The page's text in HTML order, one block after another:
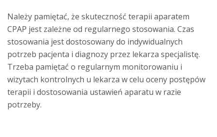
Należy pamiętać, że skuteczność terapii aparatem
CPAP jest zależne od regularnego stosowania. Czas
stosowania jest dostosowany do indywidualnych
potrzeb pacjenta i diagnozy przez lekarza specjalistę.
Trzeba pamiętać o regularnym monitorowaniu i
wizytach kontrolnych u lekarza w celu oceny postępów
terapii i dostosowania ustawień aparatu w razie
potrzeby.